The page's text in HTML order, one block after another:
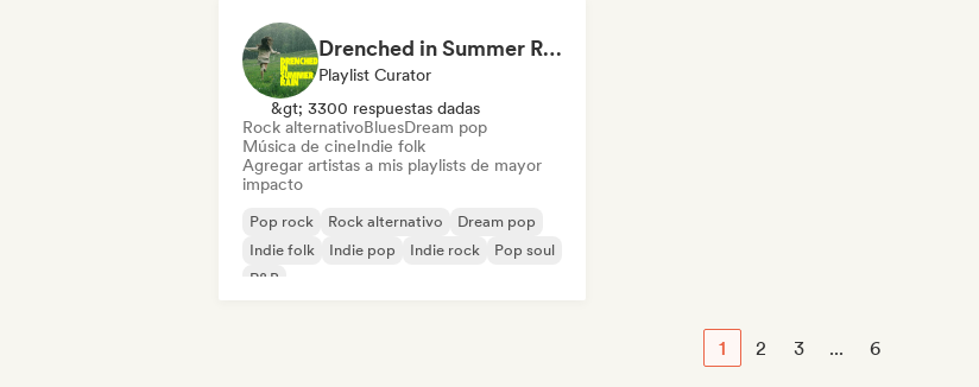
Drenched in Summer Rain 🌧️🌴
Playlist Curator
&gt; 3300 respuestas dadas
Rock alternativoBluesDream pop
Música de cineIndie folk
Agregar artistas a mis playlists de mayor
impacto
Pop rock Rock alternativo
Dream pop
Indie folk
Indie pop Indie rock
Pop soul
R&B
1 2 3 ... 6